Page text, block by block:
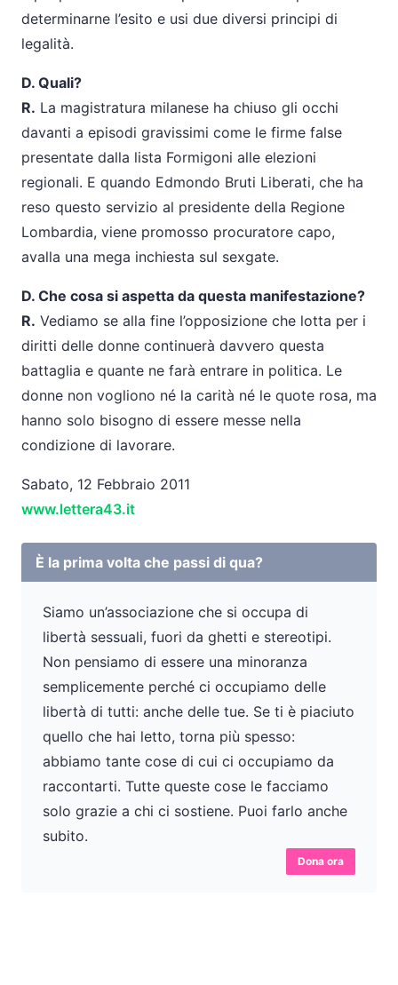
determinarne l’esito e usi due diversi principi di
legalità.
D. Quali?
R. La magistratura milanese ha chiuso gli occhi
davanti a episodi gravissimi come le firme false
presentate dalla lista Formigoni alle elezioni
regionali. E quando Edmondo Bruti Liberati, che ha
reso questo servizio al presidente della Regione
Lombardia, viene promosso procuratore capo,
avalla una mega inchiesta sul sexgate.
D. Che cosa si aspetta da questa manifestazione?
R. Vediamo se alla fine l’opposizione che lotta per i
diritti delle donne continuerà davvero questa
battaglia e quante ne farà entrare in politica. Le
donne non vogliono né la carità né le quote rosa, ma
hanno solo bisogno di essere messe nella
condizione di lavorare.
Sabato, 12 Febbraio 2011
www.lettera43.it
È la prima volta che passi di qua?
Siamo un’associazione che si occupa di
libertà sessuali, fuori da ghetti e stereotipi.
Non pensiamo di essere una minoranza
semplicemente perché ci occupiamo delle
libertà di tutti: anche delle tue. Se ti è piaciuto
quello che hai letto, torna più spesso:
abbiamo tante cose di cui ci occupiamo da
raccontarti. Tutte queste cose le facciamo
solo grazie a chi ci sostiene. Puoi farlo anche
subito.
Dona ora